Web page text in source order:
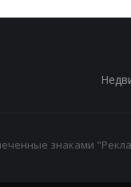
знаками